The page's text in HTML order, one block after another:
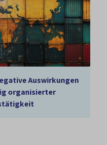
Auswirkungen
organisierter